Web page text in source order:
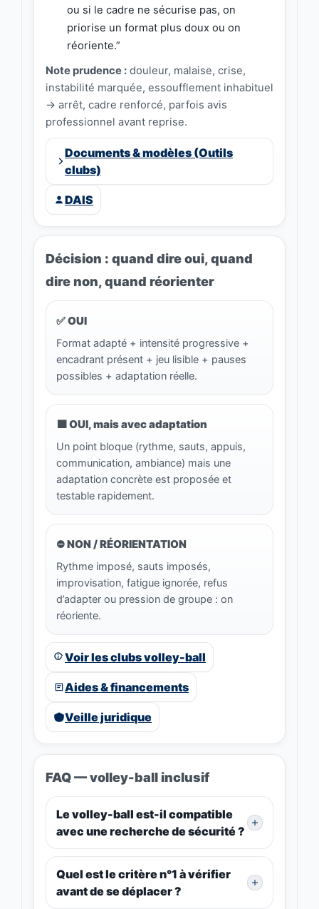
ou si le cadre ne sécurise pas, on
priorise un format plus doux ou on
réoriente.”
Note prudence : douleur, malaise, crise,
instabilité marquée, essoufflement inhabituel
→ arrêt, cadre renforcé, parfois avis
professionnel avant reprise.
Documents & modèles (Outils
clubs)
DAIS
Décision : quand dire oui, quand
dire non, quand réorienter
✅ OUI
Format adapté + intensité progressive +
encadrant présent + jeu lisible + pauses
possibles + adaptation réelle.
🟧 OUI, mais avec adaptation
Un point bloque (rythme, sauts, appuis,
communication, ambiance) mais une
adaptation concrète est proposée et
testable rapidement.
⛔ NON / RÉORIENTATION
Rythme imposé, sauts imposés,
improvisation, fatigue ignorée, refus
d’adapter ou pression de groupe : on
réoriente.
Voir les clubs volley-ball
Aides & financements
Veille juridique
FAQ — volley-ball inclusif
Le volley-ball est-il compatible
avec une recherche de sécurité ?
Quel est le critère n°1 à vérifier
avant de se déplacer ?